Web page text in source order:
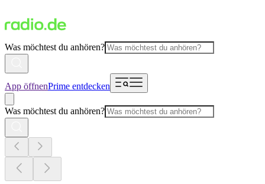
Was möchtest du anhören?
App öffnenPrime entdecken
Was möchtest du anhören?